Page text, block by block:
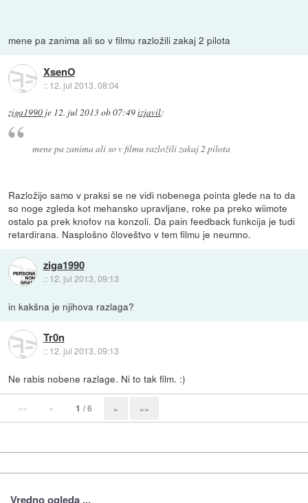
mene pa zanima ali so v filmu razložili zakaj 2 pilota
XsenO
:: 12. jul 2013, 08:04
ziga1990 je 12. jul 2013 ob 07:49izjavil:
mene pa zanima ali so v filmu razložili zakaj 2 pilota
Razložijo samo v praksi se ne vidi nobenega pointa glede na to da
so noge zgleda kot mehansko upravljane, roke pa preko wiimote
ostalo pa prek knofov na konzoli. Da pain feedback funkcija je tudi
retardirana. Nasplošno človeštvo v tem filmu je neumno.
ziga1990
:: 12. jul 2013, 09:13
in kakšna je njihova razlaga?
Tr0n
:: 12. jul 2013, 09:13
Ne rabis nobene razlage. Ni to tak film. :)
«« « 1 / 6 » »»
Vredno ogleda ...